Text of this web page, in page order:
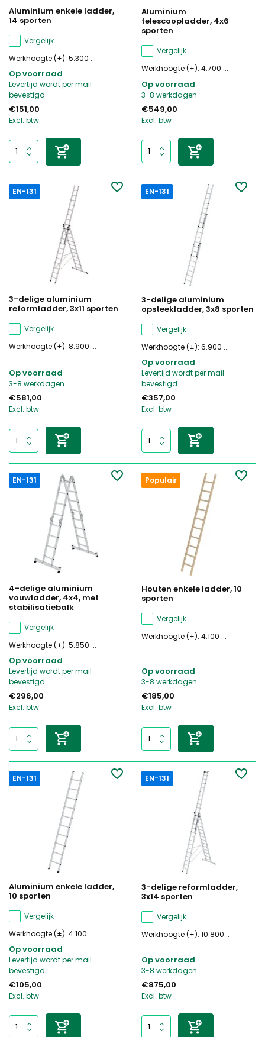
Aluminium enkele ladder,
14 sporten
Vergelijk
Werkhoogte (±): 5.300 ...
Op voorraad
Levertijd wordt per mail
bevestigd
€151,00
Excl. btw
Aluminium
telescoopladder, 4x6
sporten
Vergelijk
Werkhoogte (±): 4.700 ...
Op voorraad
3-8 werkdagen
€549,00
Excl. btw
EN-131
3-delige aluminium
reformladder, 3x11 sporten
Vergelijk
Werkhoogte (±): 8.900 ...
Op voorraad
3-8 werkdagen
€581,00
Excl. btw
EN-131
3-delige aluminium
opsteekladder, 3x8 sporten
Vergelijk
Werkhoogte (±): 6.900 ...
Op voorraad
Levertijd wordt per mail
bevestigd
€357,00
Excl. btw
EN-131
4-delige aluminium
vouwladder, 4x4, met
stabilisatiebalk
Vergelijk
Werkhoogte (±): 5.850 ...
Op voorraad
Levertijd wordt per mail
bevestigd
€296,00
Excl. btw
Populair
Houten enkele ladder, 10
sporten
Vergelijk
Werkhoogte (±): 4.100 ...
Op voorraad
3-8 werkdagen
€185,00
Excl. btw
EN-131
Aluminium enkele ladder,
10 sporten
Vergelijk
Werkhoogte (±): 4.100 ...
Op voorraad
Levertijd wordt per mail
bevestigd
€105,00
Excl. btw
EN-131
3-delige reformladder,
3x14 sporten
Vergelijk
Werkhoogte (±): 10.800...
Op voorraad
3-8 werkdagen
€875,00
Excl. btw